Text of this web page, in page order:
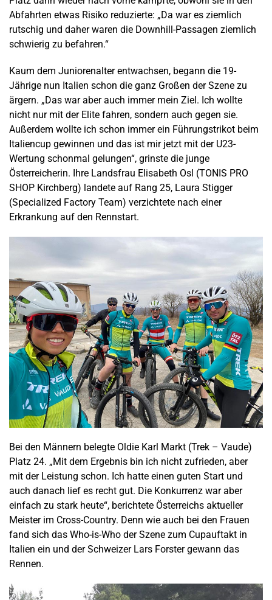
Abfahrten etwas Risiko reduzierte: „Da war es ziemlich
rutschig und daher waren die Downhill-Passagen ziemlich
schwierig zu befahren.“
Kaum dem Juniorenalter entwachsen, begann die 19-
Jährige nun Italien schon die ganz Großen der Szene zu
ärgern. „Das war aber auch immer mein Ziel. Ich wollte
nicht nur mit der Elite fahren, sondern auch gegen sie.
Außerdem wollte ich schon immer ein Führungstrikot beim
Italiencup gewinnen und das ist mir jetzt mit der U23-
Wertung schonmal gelungen“, grinste die junge
Österreicherin. Ihre Landsfrau Elisabeth Osl (TONIS PRO
SHOP Kirchberg) landete auf Rang 25, Laura Stigger
(Specialized Factory Team) verzichtete nach einer
Erkrankung auf den Rennstart.
Bei den Männern belegte Oldie Karl Markt (Trek – Vaude)
Platz 24. „Mit dem Ergebnis bin ich nicht zufrieden, aber
mit der Leistung schon. Ich hatte einen guten Start und
auch danach lief es recht gut. Die Konkurrenz war aber
einfach zu stark heute“, berichtete Österreichs aktueller
Meister im Cross-Country. Denn wie auch bei den Frauen
fand sich das Who-is-Who der Szene zum Cupauftakt in
Italien ein und der Schweizer Lars Forster gewann das
Rennen.